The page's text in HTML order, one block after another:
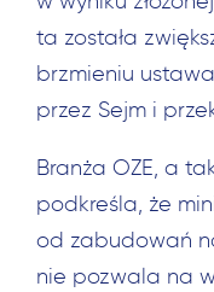
ta została
brzmieniu
przez Sejm i
Branża OZE, a
podkreśla, że
od zabudowań
nie pozwala na